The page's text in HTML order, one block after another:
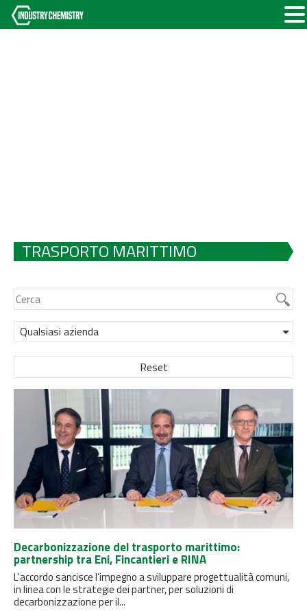
TRASPORTO MARITTIMO
Qualsiasi azienda
Reset
Decarbonizzazione del trasporto marittimo:
partnership tra Eni, Fincantieri e RINA
L'accordo sancisce l’impegno a sviluppare progettualità comuni,
in linea con le strategie dei partner, per soluzioni di
decarbonizzazione per il...